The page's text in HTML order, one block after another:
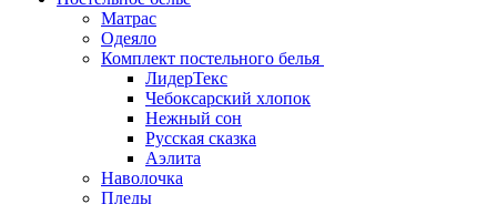
Матрас
Одеяло
Комплект постельного белья
ЛидерТекс
Чебоксарский хлопок
Нежный сон
Русская сказка
Аэлита
Наволочка
Пледы